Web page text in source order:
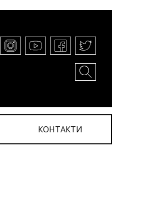
КОНТАКТИ